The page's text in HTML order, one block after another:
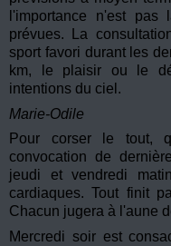
l'importance n'est
prévues. La
sport favori durant les
km, le plaisir ou le
intentions du ciel.
Marie-Odile
Pour corser le tout,
convocation de
jeudi et vendredi
cardiaques. Tout finit
Chacun jugera à l'aune
Mercredi soir est